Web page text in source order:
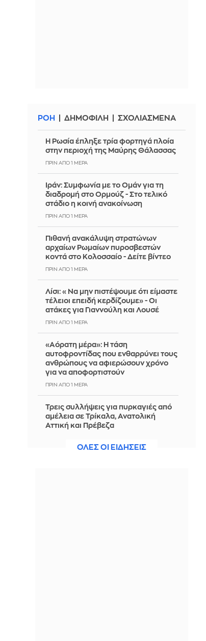
ΡΟΗ ΔΗΜΟΦΙΛΗ ΣΧΟΛΙΑΣΜΕΝΑ
Η Ρωσία έπληξε τρία φορτηγά πλοία
στην περιοχή της Μαύρης Θάλασσας
ΠΡΙΝ ΑΠΌ 1 ΜΈΡΑ
Ιράν: Συμφωνία με το Ομάν για τη
διαδρομή στο Ορμούζ - Στο τελικό
στάδιο η κοινή ανακοίνωση
ΠΡΙΝ ΑΠΌ 1 ΜΈΡΑ
Πιθανή ανακάλυψη στρατώνων
αρχαίων Ρωμαίων πυροσβεστών
κοντά στο Κολοσσαίο - Δείτε βίντεο
ΠΡΙΝ ΑΠΌ 1 ΜΈΡΑ
Λίσι: «Να μην πιστέψουμε ότι είμαστε
τέλειοι επειδή κερδίζουμε» - Οι
ατάκες για Γιαννούλη και Λουσέ
ΠΡΙΝ ΑΠΌ 1 ΜΈΡΑ
«Αόρατη μέρα»: Η τάση
αυτοφροντίδας που ενθαρρύνει τους
ανθρώπους να αφιερώσουν χρόνο
για να αποφορτιστούν
ΠΡΙΝ ΑΠΌ 1 ΜΈΡΑ
Τρεις συλλήψεις για πυρκαγιές από
αμέλεια σε Τρίκαλα, Ανατολική
Αττική και Πρέβεζα
ΟΛΕΣ ΟΙ ΕΙΔΗΣΕΙΣ